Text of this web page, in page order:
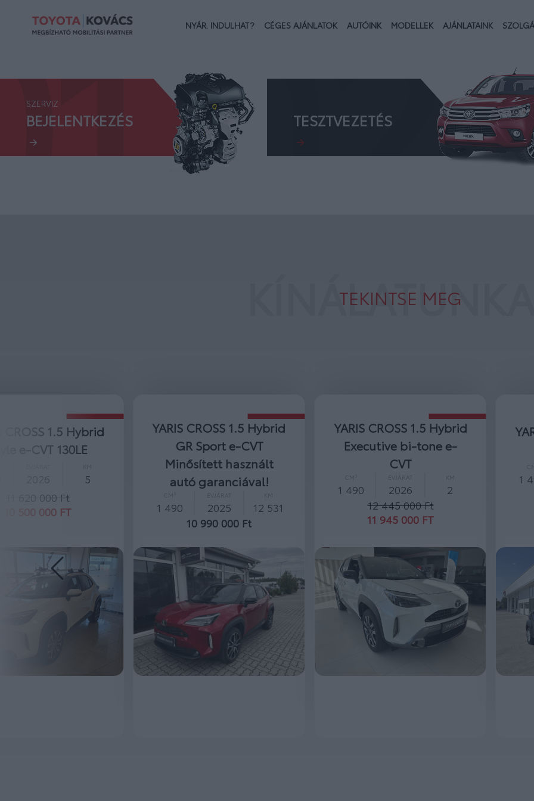
NYÁR. INDULHAT? CÉGES AJÁNLATOK AUTÓINK MODELLEK AJÁNLATAINK
SZERVIZ
BEJELENTKEZÉS 02.
TESZTVEZETÉS
TEKINTSE MEG
YARIS CROSS 1.5 Hybrid
GR Sport e-CVT
autó garanciával!
ÉVJÁRAT
2025
MEGNÉZEM
YARIS CROSS 1.5 Hybrid
Executive bi-tone e-
CVT
1 490
ÉVJÁRAT
2026
12 445 000 Ft
11 945 000 FT
MEGNÉZEM
YARIS CROSS 1.5 Hybrid
Comfort e-CVT
CM³
10 600 000 Ft
10 000 000 FT
MEGNÉZEM